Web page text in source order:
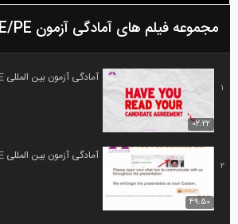
مجموعه فیلم های آمادگی آزمون FE/PE
1
02:22
آمادگی آزمون بین المللی FE و PE قسمت...
2
49:50
آمادگی آزمون بین المللی FE و PE قسمت...